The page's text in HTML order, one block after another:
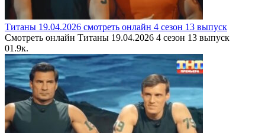
Титаны 19.04.2026 смотреть онлайн 4 сезон 13 выпуск
Смотреть онлайн Титаны 19.04.2026 4 сезон 13 выпуск
01.9к.